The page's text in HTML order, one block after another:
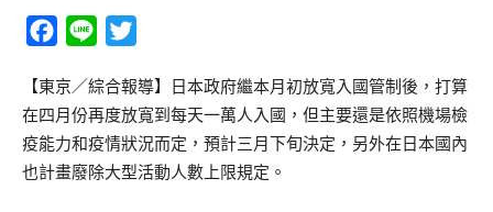
Facebook
Line
【東京／綜合報導】日本政府繼本月初放寬入國管制後，打算
在四月份再度放寬到每天一萬人入國，但主要還是依照機場檢
疫能力和疫情狀況而定，預計三月下旬決定，另外在日本國內
也計畫廢除大型活動人數上限規定。